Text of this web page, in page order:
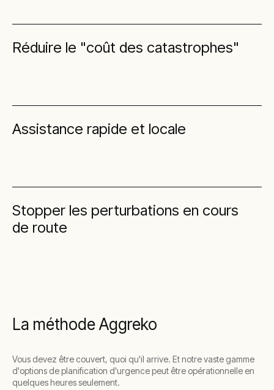
Réduire le "coût des catastrophes"
Assistance rapide et locale
Stopper les perturbations en cours
de route
La méthode Aggreko
Vous devez être couvert, quoi qu'il arrive. Et notre vaste gamme
d'options de planification d'urgence peut être opérationnelle en
quelques heures seulement.